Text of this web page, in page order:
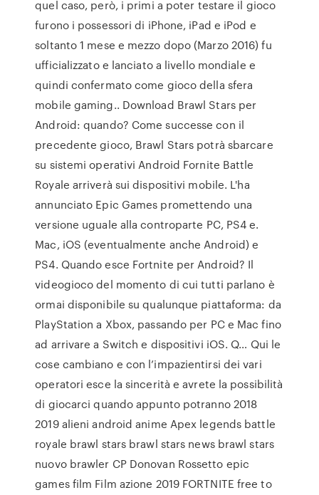
quel caso, però, i primi a poter testare il gioco
furono i possessori di iPhone, iPad e iPod e
soltanto 1 mese e mezzo dopo (Marzo 2016) fu
ufficializzato e lanciato a livello mondiale e
quindi confermato come gioco della sfera
mobile gaming.. Download Brawl Stars per
Android: quando? Come successe con il
precedente gioco, Brawl Stars potrà sbarcare
su sistemi operativi Android Fornite Battle
Royale arriverà sui dispositivi mobile. L'ha
annunciato Epic Games promettendo una
versione uguale alla controparte PC, PS4 e.
Mac, iOS (eventualmente anche Android) e
PS4. Quando esce Fortnite per Android? Il
videogioco del momento di cui tutti parlano è
ormai disponibile su qualunque piattaforma: da
PlayStation a Xbox, passando per PC e Mac fino
ad arrivare a Switch e dispositivi iOS. Q… Qui le
cose cambiano e con l’impazientirsi dei vari
operatori esce la sincerità e avrete la possibilità
di giocarci quando appunto potranno 2018
2019 alieni android anime Apex legends battle
royale brawl stars brawl stars news brawl stars
nuovo brawler CP Donovan Rossetto epic
games film Film azione 2019 FORTNITE free to